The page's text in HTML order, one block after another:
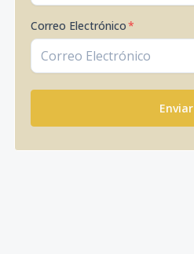
Correo Electrónico*
Enviar